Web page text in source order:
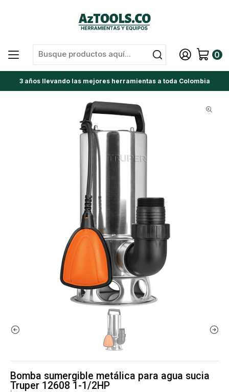
0
3 años llevando las mejores herramientas a toda Colombia
Bomba sumergible metálica para agua sucia
Truper 12608 1-1/2HP